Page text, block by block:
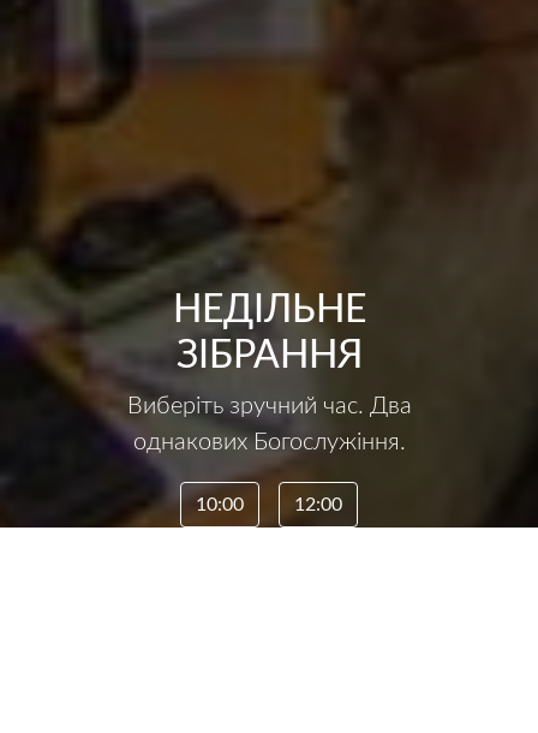
НЕДІЛЬНЕ
ЗІБРАННЯ
Виберіть зручний час. Два
однакових Богослужіння.
10:00 12:00